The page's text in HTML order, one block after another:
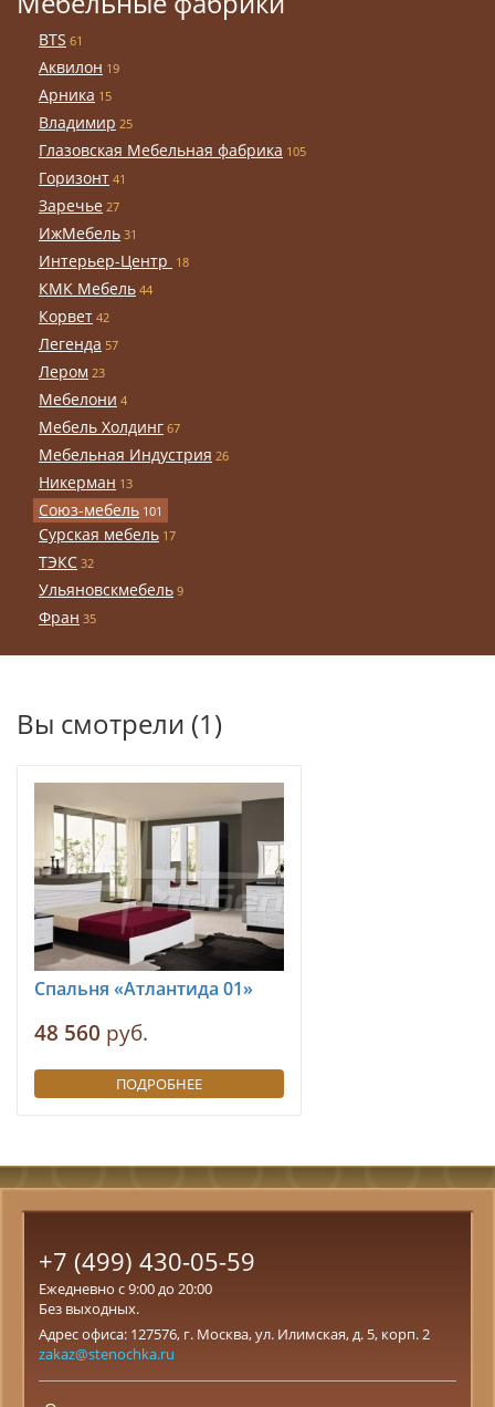
BTS 61
Аквилон 19
Арника 15
Владимир 25
Глазовская Мебельная фабрика 105
Горизонт 41
Заречье 27
ИжМебель 31
Интерьер-Центр 18
КМК Мебель 44
Корвет 42
Легенда 57
Лером 23
Мебелони 4
Мебель Холдинг 67
Мебельная Индустрия 26
Никерман 13
Союз-мебель 101
Сурская мебель 17
ТЭКС 32
Ульяновскмебель 9
Фран 35
Вы смотрели (1)
Спальня «Атлантида 01»
48 560 руб.
ПОДРОБНЕЕ
+7 (499) 430-05-59
Ежедневно с 9:00 до 20:00
Без выходных.
Адрес офиса: 127576, г. Москва, ул. Илимская, д. 5, корп. 2
zakaz@stenochka.ru